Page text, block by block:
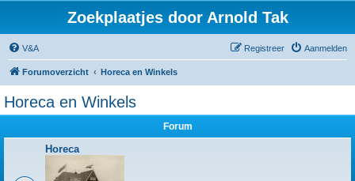
Zoekplaatjes door Arnold Tak
V&A Aanmelden
Registreer
Forumoverzicht Horeca en Winkels
Horeca en Winkels
Forum
Horeca